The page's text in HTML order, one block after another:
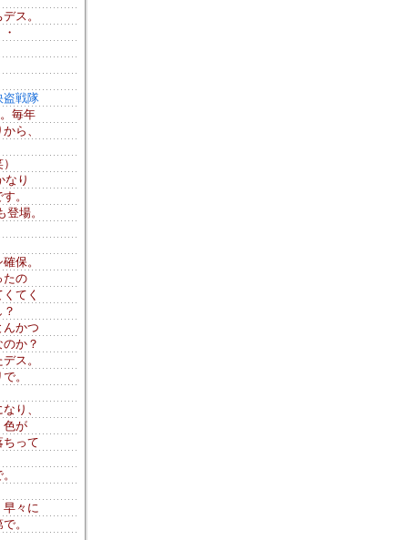
ス。
盗戦隊
毎年
ら、
なり
。
場。
保。
たの
てく
んかつ
か？
ス。
。
り、
色が
ちって
々に
。